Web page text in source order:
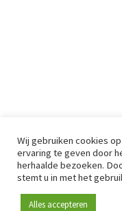
Wij gebruiken cookies
ervaring te geven door
herhaalde bezoeken.
stemt u in met het
Alles accepteren